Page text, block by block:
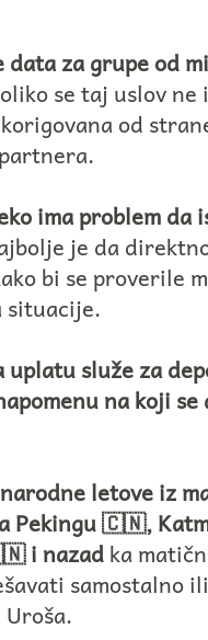
data za grupe od
se taj uslov ne
od
ima problem da
je da
bi se proverile
situacije.
uplatu služe za
na koji se
letove iz
Pekingu 🇨🇳,
i nazadka
samostalno